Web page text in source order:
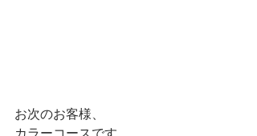
お次のお客様、
カラーコースです。